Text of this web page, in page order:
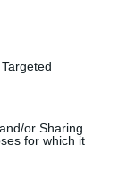
or Sharing
for which it
υποθέσεις.
ιδιαίτερα
του